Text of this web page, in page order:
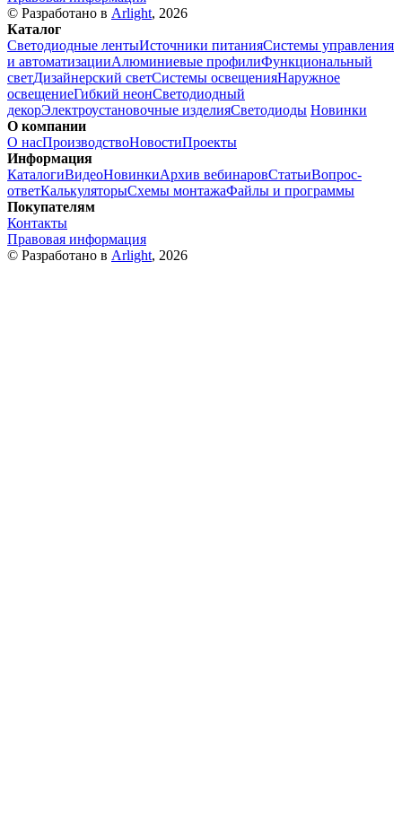
© Разработано в Arlight, 2026
Каталог
Светодиодные лентыИсточники питанияСистемы управления
и автоматизацииАлюминиевые профилиФункциональный
светДизайнерский светСистемы освещенияНаружное
освещениеГибкий неонСветодиодный
декорЭлектроустановочные изделияСветодиоды Новинки
О компании
О насПроизводствоНовостиПроекты
Информация
КаталогиВидеоНовинкиАрхив вебинаровСтатьиВопрос-
ответКалькуляторыСхемы монтажаФайлы и программы
Покупателям
Контакты
Правовая информация
© Разработано в Arlight, 2026